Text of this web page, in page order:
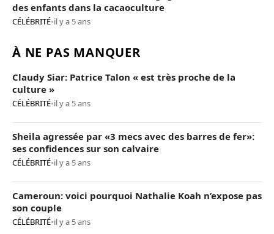
des enfants dans la cacaoculture
CÉLÉBRITÉ•il y a 5 ans
À NE PAS MANQUER
Claudy Siar: Patrice Talon « est très proche de la
culture »
CÉLÉBRITÉ•il y a 5 ans
Sheila agressée par «3 mecs avec des barres de fer»:
ses confidences sur son calvaire
CÉLÉBRITÉ•il y a 5 ans
Cameroun: voici pourquoi Nathalie Koah n’expose pas
son couple
CÉLÉBRITÉ•il y a 5 ans